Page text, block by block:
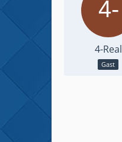
4-Real
Gast